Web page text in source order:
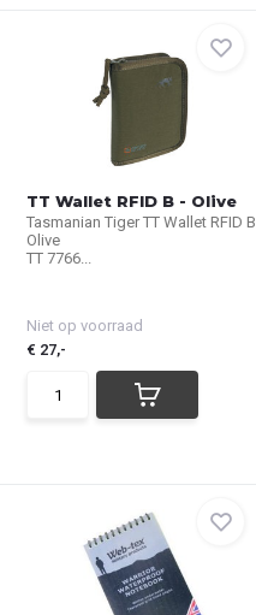
TT Wallet RFID B - Olive
Tasmanian Tiger TT Wallet RFID B
Olive
TT 7766...
Niet op voorraad
€ 27,-